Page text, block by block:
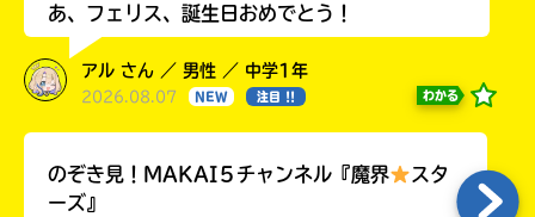
あ、フェリス、誕生日おめでとう！
アル さん ／ 男性 ／ 中学1年
2026.08.07 NEW 注目 !! わかる
のぞき見！MAKAI５チャンネル『魔界
スタ
ーズ』